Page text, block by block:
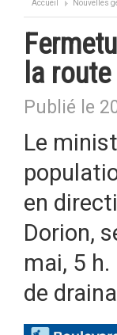
Accueil Nouvelles
la
Publié le
Le
en
Dorion,
mai, 5
de